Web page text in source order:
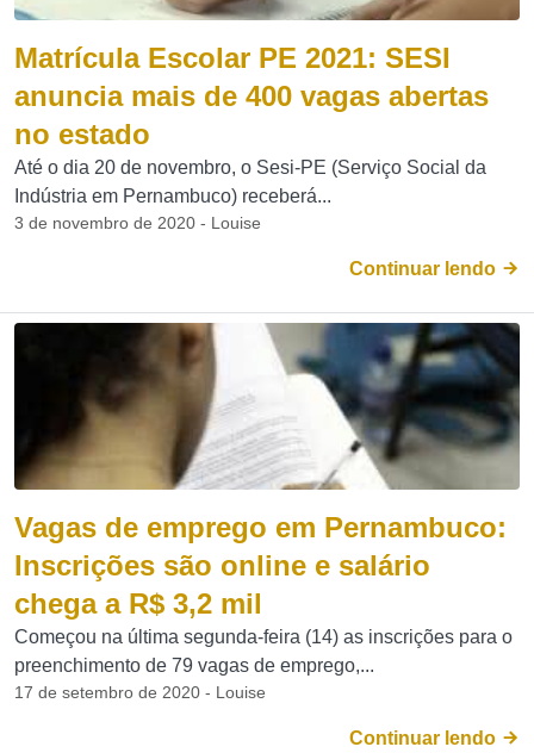
Matrícula Escolar PE 2021: SESI
anuncia mais de 400 vagas abertas
no estado
Até o dia 20 de novembro, o Sesi-PE (Serviço Social da
Indústria em Pernambuco) receberá...
3 de novembro de 2020 - Louise
Continuar lendo
Vagas de emprego em Pernambuco:
Inscrições são online e salário
chega a R$ 3,2 mil
Começou na última segunda-feira (14) as inscrições para o
preenchimento de 79 vagas de emprego,...
17 de setembro de 2020 - Louise
Continuar lendo